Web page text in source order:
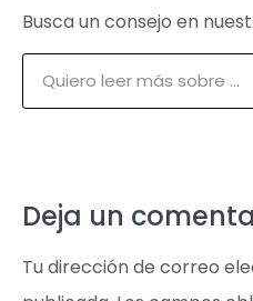
Busca un consejo en
Deja un
Tu dirección de correo